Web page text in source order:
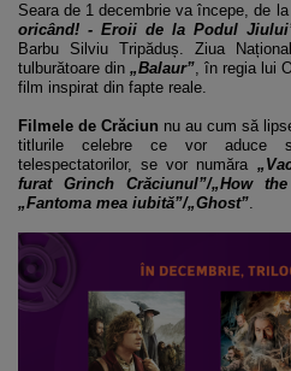
Seara de 1 decembrie va începe, de
oricând! - Eroii de la Podul
Barbu Silviu Tripăduș. Ziua
tulburătoare din „Balaur”, în regia lui
film inspirat din fapte reale.
Filmele de Crăciun nu au cum să
titlurile celebre ce vor aduce
telespectatorilor, se vor număra
furat Grinch Crăciunul”/„How
„Fantoma mea iubită”/„Ghost”.